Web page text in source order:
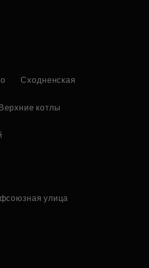
Сходненская
Верхние котлы
улица